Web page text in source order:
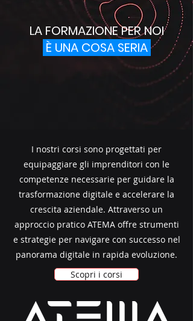
LA FORMAZIONE PER NOI
È UNA COSA SERIA
I nostri corsi sono progettati per
equipaggiare gli imprenditori con le
competenze necessarie per guidare la
trasformazione digitale e accelerare la
crescita aziendale. Attraverso un
approccio pratico ATEMA offre strumenti
e strategie per navigare con successo nel
panorama digitale in rapida evoluzione.
Scopri i corsi